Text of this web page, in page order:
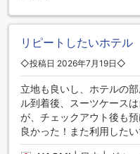
リピートしたいホテル
◇投稿日 2026年7月19日◇
立地も良いし、ホテルの
ル到着後、スーツケース
が、チェックアウト後も
良かった！また利用したい